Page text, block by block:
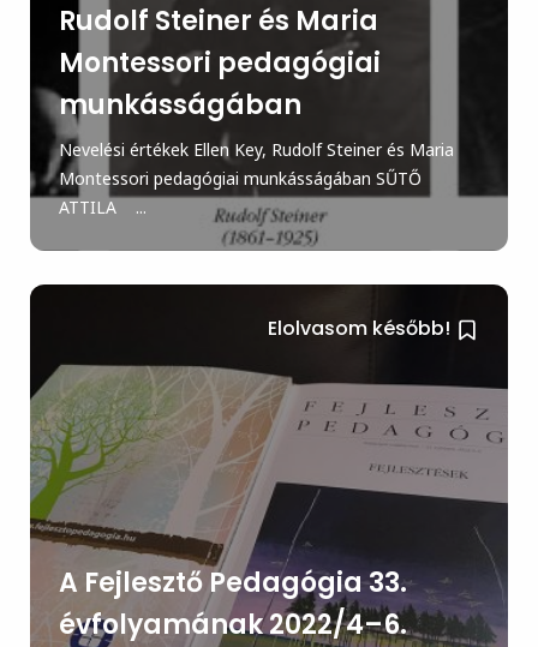
Rudolf Steiner és Maria
Montessori pedagógiai
munkásságában
Nevelési értékek Ellen Key, Rudolf Steiner és Maria
Montessori pedagógiai munkásságában SŰTŐ
ATTILA ...
Elolvasom később!
A Fejlesztő Pedagógia 33.
évfolyamának 2022/4–6.